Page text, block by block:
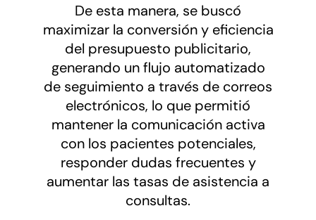
De esta manera, se buscó
maximizar la conversión y eficiencia
del presupuesto publicitario,
generando un flujo automatizado
de seguimiento a través de correos
electrónicos, lo que permitió
mantener la comunicación activa
con los pacientes potenciales,
responder dudas frecuentes y
aumentar las tasas de asistencia a
consultas.